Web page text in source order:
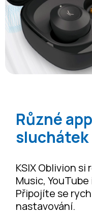
Různé
sluchátek
KSIX Oblivion
Music,
Připojíte se
nastavování.